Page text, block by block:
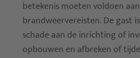
betekenis moeten voldoen
brandweervereisten. De gast
schade aan de inrichting of
opbouwen en afbreken of